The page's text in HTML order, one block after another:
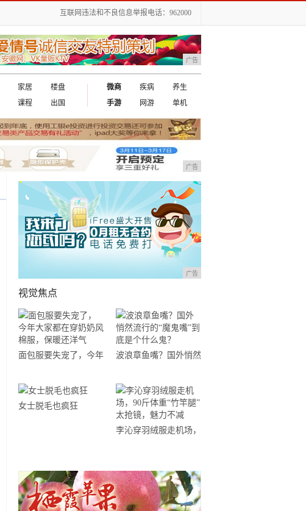
互联网违法和不良信息举报电话：962000
广告
家居
楼盘
课程 出国
微商 疾病
养生
手游
网游 单机
广告
广告
视觉焦点
面包服要失宠了，今年
服，保暖还洋气
波浪章鱼嘴？国外悄然
个什么鬼？
女士脱毛也疯狂
李沁穿羽绒服走机场，